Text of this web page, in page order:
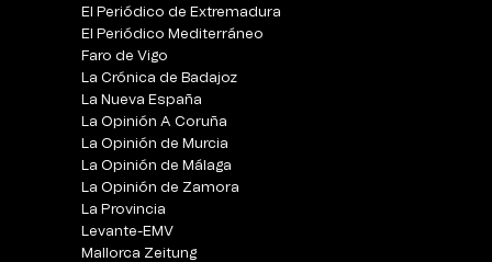
El Periódico de Extremadura
El Periódico Mediterráneo
Faro de Vigo
La Crónica de Badajoz
La Nueva España
La Opinión A Coruña
La Opinión de Murcia
La Opinión de Málaga
La Opinión de Zamora
La Provincia
Levante-EMV
Mallorca Zeitung